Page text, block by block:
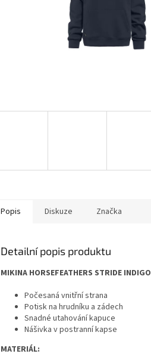
Popis Diskuze Značka
Detailní popis produktu
MIKINA HORSEFEATHERS STRIDE INDIGO
Počesaná vnitřní strana
Potisk na hrudníku a zádech
Snadné utahování kapuce
Nášivka v postranní kapse
MATERIÁL: